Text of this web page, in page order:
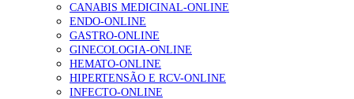
CANABIS MEDICINAL-ONLINE
ENDO-ONLINE
GASTRO-ONLINE
GINECOLOGIA-ONLINE
HEMATO-ONLINE
HIPERTENSÃO E RCV-ONLINE
INFECTO-ONLINE